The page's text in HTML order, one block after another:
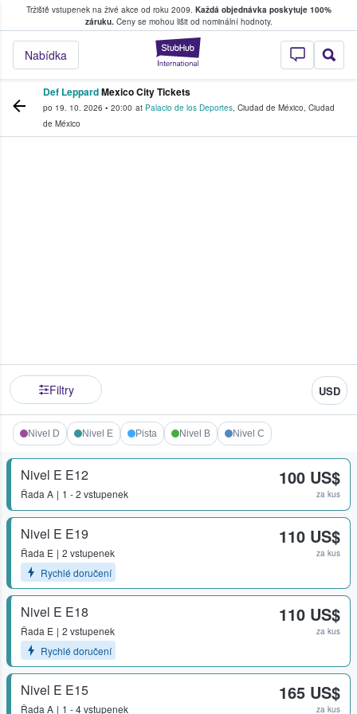
Tržiště vstupenek na živé akce od roku 2009. Každá objednávka poskytuje 100%
záruku.Ceny se mohou lišit od nominální hodnoty.
StubHub –
Nabídka
kde fanoušci kupují a prodávají vstupenky
Def LeppardMexico City Tickets
po 19. 10. 2026 • 20:00 at Palacio de los Deportes, Ciudad de México, Ciudad
de México
Filtry USD
Nivel D Nivel E Pista Nivel B Nivel C
Nivel E E12
Řada A 1 - 2 vstupenek
100 US$
za kus
Nivel E E19
Řada E
2 vstupenek
Rychlé doručení
110 US$
za kus
Nivel E E18
Řada E
2 vstupenek
Rychlé doručení
110 US$
za kus
Nivel E E15
Řada A 1 - 4 vstupenek
165 US$
za kus